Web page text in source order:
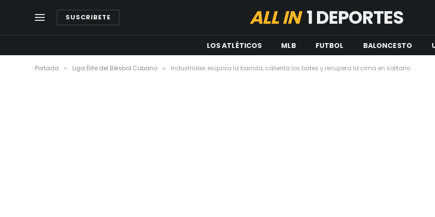
SUSCRIBETE ALL IN1 DEPORTES
LOS ATLÉTICOS MLB FUTBOL BALONCESTO
Portada » Liga Élite del Béisbol Cubano » Industriales esquiva la barrida, calienta los bates y recupera la cima en solitario